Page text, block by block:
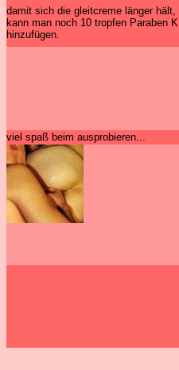
damit sich die gleitcreme länger hält,
kann man noch 10 tropfen Paraben K
hinzufügen.
viel spaß beim ausprobieren...